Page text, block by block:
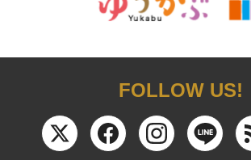
FOLLOW US!